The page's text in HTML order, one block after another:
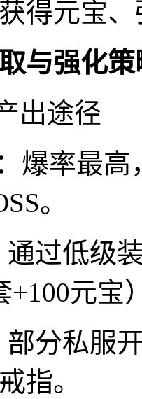
得元宝
与强化策
出途径
爆率最
。
过低级
+100元宝
分私服
指。